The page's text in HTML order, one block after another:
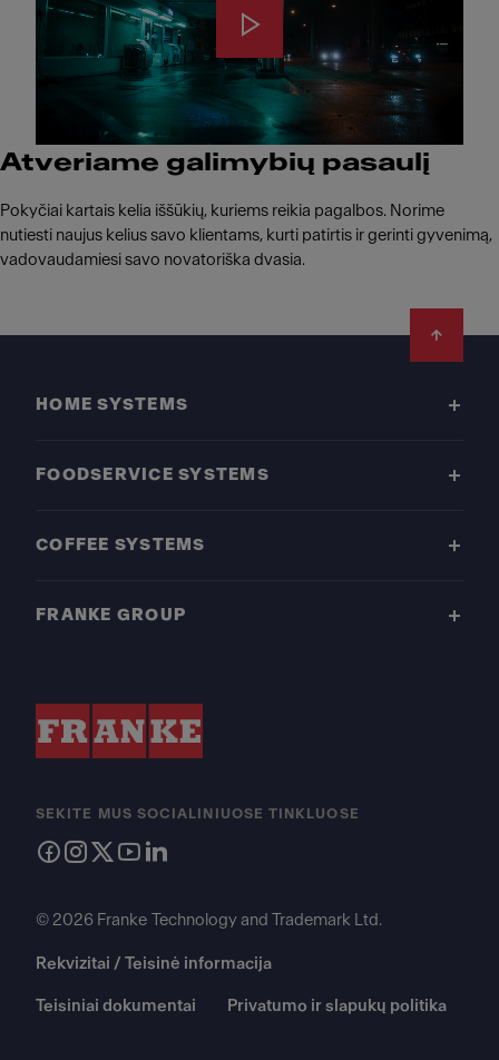
Atveriame galimybių pasaulį
Pokyčiai kartais kelia iššūkių, kuriems reikia pagalbos. Norime
nutiesti naujus kelius savo klientams, kurti patirtis ir gerinti gyvenimą,
vadovaudamiesi savo novatoriška dvasia.
HOME SYSTEMS
FOODSERVICE SYSTEMS
COFFEE SYSTEMS
FRANKE GROUP
SEKITE MUS SOCIALINIUOSE TINKLUOSE
© 2026 Franke Technology and Trademark Ltd.
Rekvizitai / Teisinė informacija
Teisiniai dokumentai Privatumo ir slapukų politika